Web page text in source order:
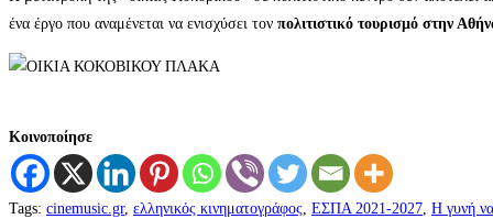
ένα έργο που αναμένεται να ενισχύσει τον πολιτιστικό τουρισμό στην
Κοινοποίησε
Tags: cinemusic.gr, ελληνικός κινηματογράφος, ΕΣΠΑ 2021-2027, Η γυνή